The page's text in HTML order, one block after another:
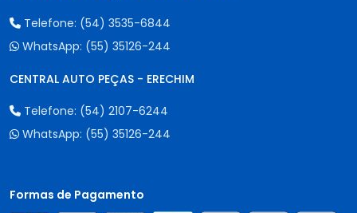
Telefone: (54) 3535-6844
WhatsApp: (55) 35126-244
CENTRAL AUTO PEÇAS - ERECHIM
Telefone: (54) 2107-6244
WhatsApp: (55) 35126-244
Formas de Pagamento